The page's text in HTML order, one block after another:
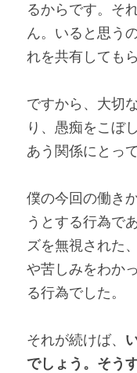
るからです。そ
ん。いると思う
れを共有しても
ですから、大切
り、愚痴をこぼ
あう関係にとっ
僕の今回の働き
うとする行為で
ズを無視された
や苦しみをわか
る行為でした。
それが続けば、
でしょう。そう